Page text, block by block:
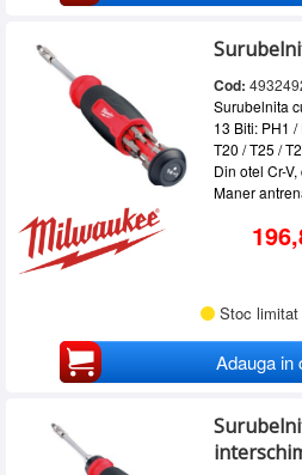
Cod:
Surubelnita
13 Biti: PH1 /
T20 / T25 /
Din otel Cr-
Maner
Stoc limitat
Adauga in